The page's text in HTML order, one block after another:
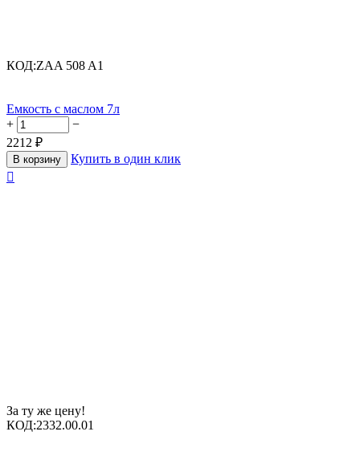
КОД:ZAA 508 A1
Емкость с маслом 7л
+
−
2212 ₽
В корзину
Купить в один клик

За ту же цену!
КОД:2332.00.01